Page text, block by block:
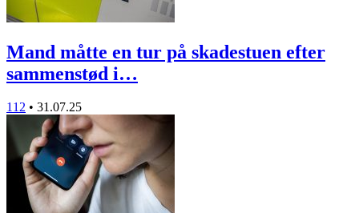
Mand måtte en tur på skadestuen efter
sammenstød i…
112 • 31.07.25